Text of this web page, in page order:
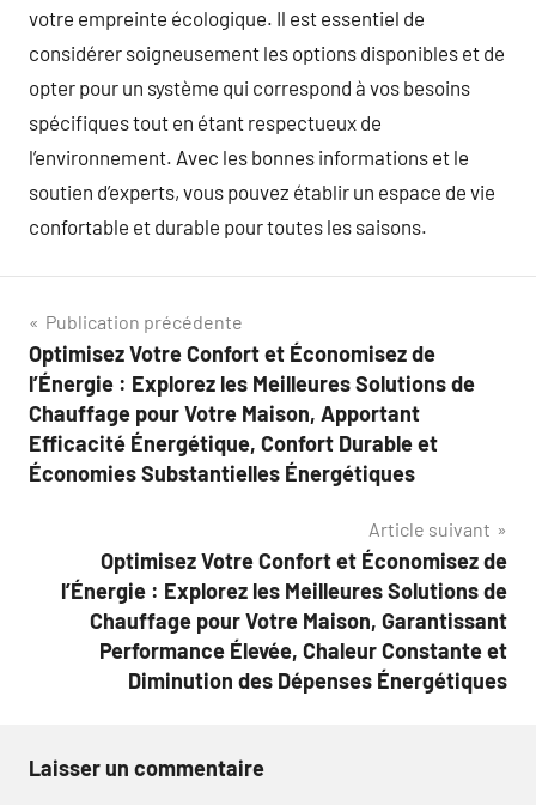
votre empreinte écologique. Il est essentiel de
considérer soigneusement les options disponibles et de
opter pour un système qui correspond à vos besoins
spécifiques tout en étant respectueux de
l’environnement. Avec les bonnes informations et le
soutien d’experts, vous pouvez établir un espace de vie
confortable et durable pour toutes les saisons.
Navigation
de
l’article
Publication précédente
Optimisez Votre Confort et Économisez de
l’Énergie : Explorez les Meilleures Solutions de
Chauffage pour Votre Maison, Apportant
Efficacité Énergétique, Confort Durable et
Économies Substantielles Énergétiques
Article suivant
Optimisez Votre Confort et Économisez de
l’Énergie : Explorez les Meilleures Solutions de
Chauffage pour Votre Maison, Garantissant
Performance Élevée, Chaleur Constante et
Diminution des Dépenses Énergétiques
Laisser un commentaire